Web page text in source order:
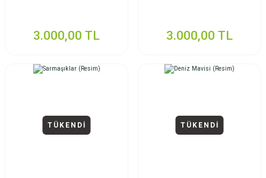
3.000,00 TL 3.000,00 TL
TÜKENDİ TÜKENDİ